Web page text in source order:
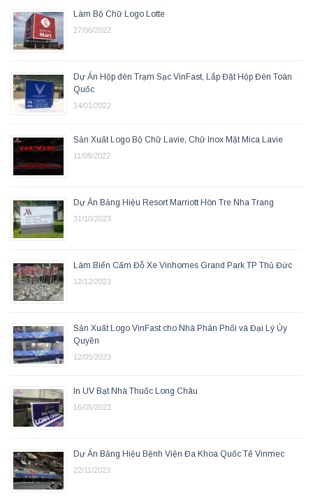
Làm Bộ Chữ Logo Lotte
27/06/2022
Dự Án Hộp đèn Trạm Sạc VinFast, Lắp Đặt Hộp Đèn Toàn
Quốc
14/01/2022
Sản Xuất Logo Bộ Chữ Lavie, Chữ Inox Mặt Mica Lavie
11/08/2022
Dự Án Bảng Hiệu Resort Marriott Hòn Tre Nha Trang
31/10/2023
Làm Biển Cấm Đỗ Xe Vinhomes Grand Park TP Thủ Đức
12/12/2023
Sản Xuất Logo VinFast cho Nhà Phân Phối và Đại Lý Ủy
Quyền
12/05/2023
In UV Bạt Nhà Thuốc Long Châu
16/05/2023
Dự Án Bảng Hiệu Bệnh Viện Đa Khoa Quốc Tế Vinmec
22/11/2023